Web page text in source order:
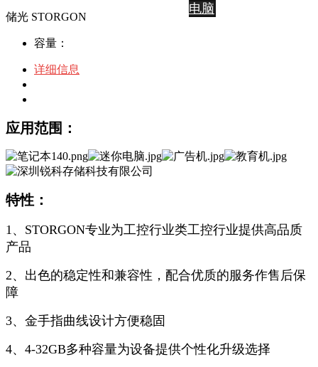
电脑
储光 STORGON
容量：
详细信息
应用范围：
特性：
1、STORGON专业为工控行业类工控行业提供高品质
产品
2、出色的稳定性和兼容性，配合优质的服务作售后保
障
3、金手指曲线设计方便稳固
4、4-32GB多种容量为设备提供个性化升级选择